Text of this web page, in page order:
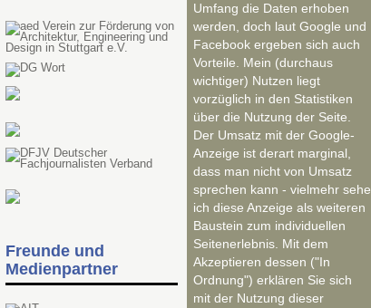
Freunde und
Medienpartner
Umfang die Daten erhoben
werden, doch laut Google und
Facebook ergeben sich auch
Vorteile. Mein (durchaus
wichtiger) Nutzen liegt
vorzüglich in den Statistiken
über die Nutzung der Seite.
Der Umsatz mit der Google-
Anzeige ist derart marginal,
dass man nicht von Umsatz
sprechen kann - vielmehr sehe
ich diese Anzeige als weiteren
Baustein zum individuellen
Seitenerlebnis. Mit dem
Akzeptieren dessen ("In
Ordnung") erklären Sie sich
mit der Nutzung dieser